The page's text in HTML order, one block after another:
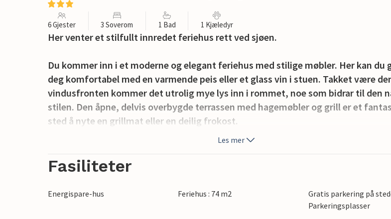
6 Gjester 3 Soverom 1 Bad 1 Kjæledyr
Her venter et stilfullt innredet feriehus rett ved sjøen.
Du kommer inn i et moderne og elegant feriehus med stilige møbler. Her kan du
deg komfortabel med en varmende peis eller et glass vin i stuen. Takket være
vindusfronten kommer det utrolig mye lys inn i rommet, noe som bidrar til den
stilen. Den åpne, delvis overbygde terrassen med hagemøbler og grill er et
sted å nyte en grillmat eller en deilig frokost.
som er unik for østkysten og kjennetegnes av en 27 m høy, finkornet sanddyne.
utsikt over det skogkledde Trelde Næs, den ytterste delen av Vejle Fjord. På
fra Mørkholt til Høll, som er godt besøkt om sommeren, er det barnevennlige
Les mer
Fasiliteter
Energispare-hus Feriehus : 74 m2
Gratis parkering på
Parkeringsplasser